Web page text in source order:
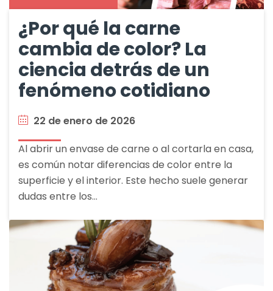
¿Por qué la carne
cambia de color? La
ciencia detrás de un
fenómeno cotidiano
22 de enero de 2026
Al abrir un envase de carne o al cortarla en casa,
es común notar diferencias de color entre la
superficie y el interior. Este hecho suele generar
dudas entre los…